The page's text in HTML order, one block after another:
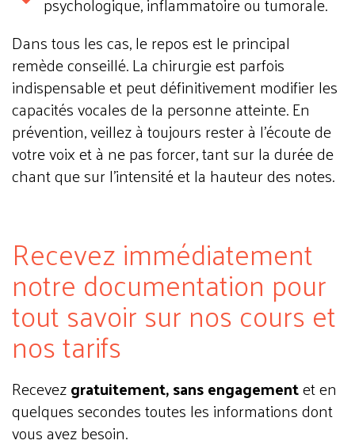
Dans tous les cas, le repos est le principal
remède conseillé. La chirurgie est parfois
indispensable et peut définitivement modifier les
capacités vocales de la personne atteinte. En
prévention, veillez à toujours rester à l'écoute de
votre voix et à ne pas forcer, tant sur la durée de
chant que sur l'intensité et la hauteur des notes.
Recevez immédiatement
notre documentation pour
tout savoir sur nos cours et
nos tarifs
Recevezgratuitement, sans engagementet en
quelques secondes toutes les informations dont
vous avez besoin.